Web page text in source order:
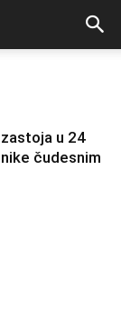
u 24
čudesnim